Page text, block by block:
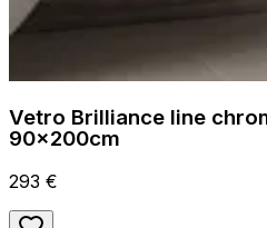
Vetro Brilliance line
90x200cm
293 €